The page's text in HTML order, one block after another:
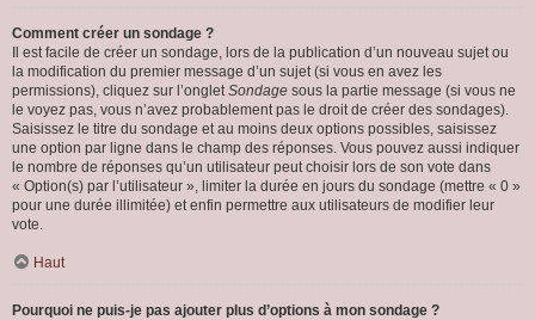
Comment créer un sondage ?
Il est facile de créer un sondage, lors de la publication d’un nouveau sujet ou
la modification du premier message d’un sujet (si vous en avez les
permissions), cliquez sur l’ongletSondage sous la partie message (si vous ne
le voyez pas, vous n’avez probablement pas le droit de créer des sondages).
Saisissez le titre du sondage et au moins deux options possibles, saisissez
une option par ligne dans le champ des réponses. Vous pouvez aussi indiquer
le nombre de réponses qu’un utilisateur peut choisir lors de son vote dans
« Option(s) par l’utilisateur », limiter la durée en jours du sondage (mettre « 0 »
pour une durée illimitée) et enfin permettre aux utilisateurs de modifier leur
vote.
Haut
Pourquoi ne puis-je pas ajouter plus d’options à mon sondage ?